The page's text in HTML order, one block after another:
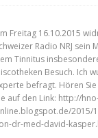
Freitag 16.10.2015
Radio NRJ sein
Tinnitus
Besuch. Ich
befragt. Hören
auf den Link: http://
2015/
dr-med-david-